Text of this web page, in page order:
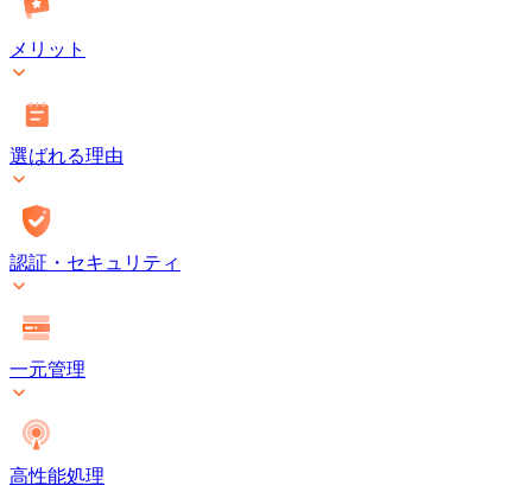
[タ
ン
マ
ジ
メ
ン
ト・
オ
ン
レ
ス]
メリット
選ばれる理由
認証・セキュリティ
一元管理
高性能処理